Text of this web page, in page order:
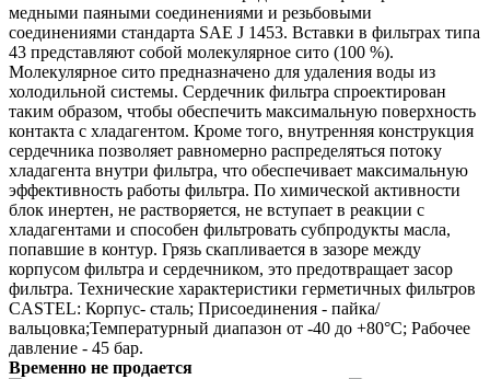
медными паяными соединениями и резьбовыми
соединениями стандарта SAE J 1453. Вставки в фильтрах типа
43 представляют собой молекулярное сито (100 %).
Молекулярное сито предназначено для удаления воды из
холодильной системы. Сердечник фильтра спроектирован
таким образом, чтобы обеспечить максимальную поверхность
контакта с хладагентом. Кроме того, внутренняя конструкция
сердечника позволяет равномерно распределяться потоку
хладагента внутри фильтра, что обеспечивает максимальную
эффективность работы фильтра. По химической активности
блок инертен, не растворяется, не вступает в реакции с
хладагентами и способен фильтровать субпродукты масла,
попавшие в контур. Грязь скапливается в зазоре между
корпусом фильтра и сердечником, это предотвращает засор
фильтра. Технические характеристики герметичных фильтров
CASTEL: Корпус- сталь; Присоединения - пайка/
вальцовка;Температурный диапазон от -40 до +80°C; Рабочее
давление - 45 бар.
Временно не продается